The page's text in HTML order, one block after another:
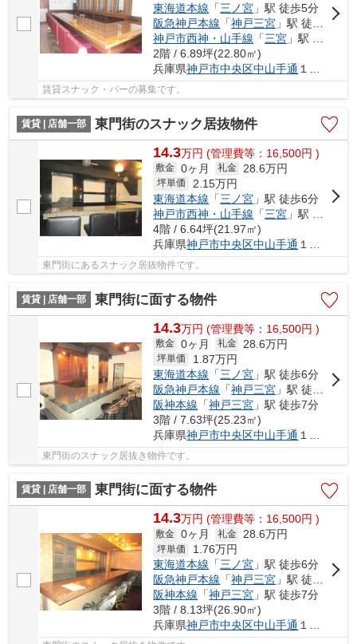
東海道本線 「三ノ宮 」駅 徒歩5分
阪急神戸本線 「神戸三宮 」駅 徒歩5分
神戸市西神・山手線 「三宮 」駅 徒歩5分
2階 / 6.89坪(22.80㎡)
兵庫県神戸市中央区中山手通 １丁目
賃貸スナック・バーの募集です。
賃貸 | 店舗一部 東門街のスナック居抜物件
14.3万円 (管理費等：16,500円 )
敷金 0ヶ月 礼金 28.6万円
坪単価 2.15万円
東海道本線 「三ノ宮 」駅 徒歩6分
神戸市西神・山手線 「三宮 」駅 徒歩3分
4階 / 6.64坪(21.97㎡)
兵庫県神戸市中央区中山手通 １丁目
東門街にあるスナック居抜物件です。
賃貸 | 店舗一部 東門街に面する物件
14.3万円 (管理費等：16,500円 )
敷金 0ヶ月 礼金 28.6万円
坪単価 1.87万円
東海道本線 「三ノ宮 」駅 徒歩6分
阪急神戸本線 「神戸三宮 」駅 徒歩7分
阪神本線 「神戸三宮 」駅 徒歩7分
3階 / 7.63坪(25.23㎡)
兵庫県神戸市中央区中山手通 １丁目
東門街のスナック居抜き物件です。
賃貸 | 店舗一部 東門街に面する物件
14.3万円 (管理費等：16,500円 )
敷金 0ヶ月 礼金 28.6万円
坪単価 1.76万円
東海道本線 「三ノ宮 」駅 徒歩6分
阪急神戸本線 「神戸三宮 」駅 徒歩7分
阪神本線 「神戸三宮 」駅 徒歩7分
3階 / 8.13坪(26.90㎡)
兵庫県神戸市中央区中山手通 １丁目